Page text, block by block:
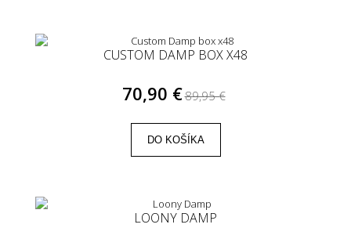
CUSTOM DAMP BOX X48
70,90 €89,95 €
DO KOŠÍKA
LOONY DAMP